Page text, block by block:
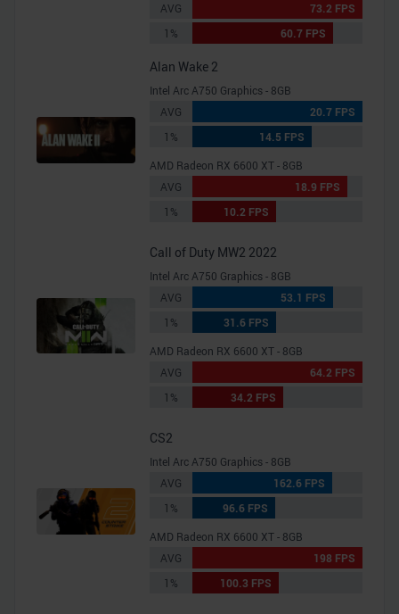
analysieren. Außerdem geben wir Informationen zu Ihrer
Verwendung unserer Website an unsere Partner für
soziale Medien, Werbung und Analysen weiter. Unsere
weiteren Daten zusammen, die Sie ihnen bereitgestellt
haben oder die sie im Rahmen Ihrer Nutzung der Dienste
gesammelt haben.
AVG
73.2 FPS
1%
60.7 FPS
Alan Wake 2
Intel Arc A750 Graphics - 8GB
AVG
20.7 FPS
1%
14.5 FPS
AMD Radeon RX 6600 XT - 8GB
AVG
18.9 FPS
1%
10.2 FPS
Call of Duty MW2 2022
Intel Arc A750 Graphics - 8GB
AVG
53.1 FPS
1%
31.6 FPS
AMD Radeon RX 6600 XT - 8GB
AVG
64.2 FPS
1%
34.2 FPS
CS2
Intel Arc A750 Graphics - 8GB
AVG
162.6 FPS
1%
96.6 FPS
AMD Radeon RX 6600 XT - 8GB
AVG
198 FPS
1%
100.3 FPS